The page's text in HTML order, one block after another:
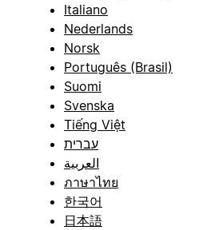
Italiano
Nederlands
Norsk
Português (Brasil)
Suomi
Svenska
Tiếng Việt
עברית
العربية
ภาษาไทย
한국어
日本語